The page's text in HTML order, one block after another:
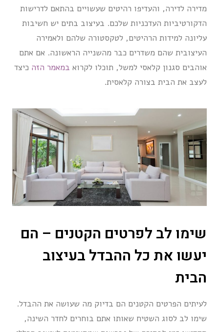
מדירה לדירה, והעדיפו רהיטים שעשויים בהתאם לדרישות
הדקורטיביות העדכניות שלכם. בעיצוב בתים יש חשיבות
עליונה למידות הרהיטים, לטקסטורה שלהם ולאמירה
העיצובית שהם משדרים כבר מהשנייה הראשונה. אם אתם
אוהבים סגנון קלאסי למשל, תוכלו לקרוא במאמר הזה כיצד
לעצב את הבית בצורה קלאסית.
שימו לב לפרטים הקטנים – הם
יעשו את כל ההבדל בעיצוב
הבית
לעיתים הפרטים הקטנים הם בדיוק מה שעושה את ההבדל.
שימו לב לסוג השטיח שאותו אתם בוחרים לחדר השינה,